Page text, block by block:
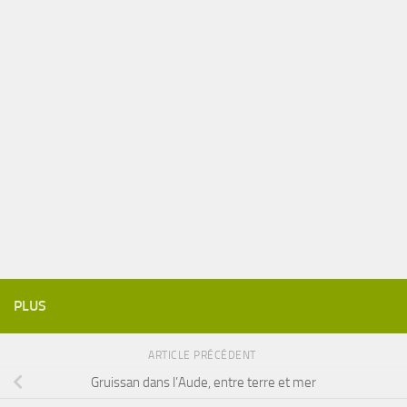
PLUS
ARTICLE PRÉCÉDENT
Gruissan dans l’Aude, entre terre et mer